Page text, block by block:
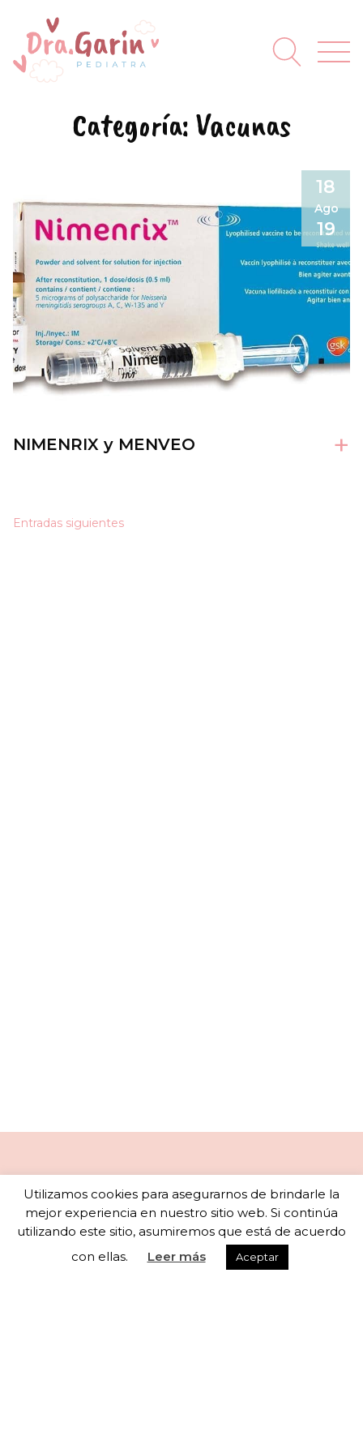
Categoría: Vacunas
18
Ago
19
NIMENRIX y MENVEO +
Navegación
Entradas siguientes
Newsletter
Subscribete a nuestra newsletter para recibir
Utilizamos cookies para asegurarnos de brindarle la
mejor experiencia en nuestro sitio web. Si continúa
utilizando este sitio, asumiremos que está de acuerdo
con ellas.
Leer más Aceptar